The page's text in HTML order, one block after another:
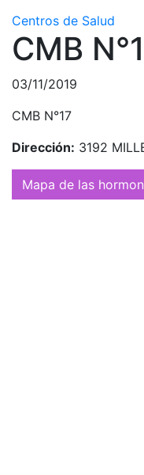
Centros de Salud
CMB
03/11/2019
CMB N°17
Dirección: 3192
Mapa de las